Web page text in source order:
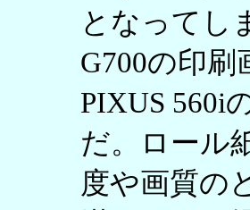
となってし
G700の印
PIXUS 560i
だ。ロール
度や画質の